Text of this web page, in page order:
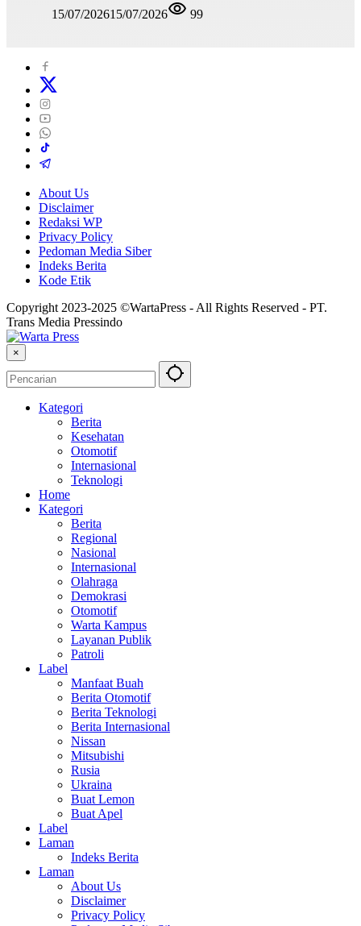
15/07/202615/07/2026 99
About Us
Disclaimer
Redaksi WP
Privacy Policy
Pedoman Media Siber
Indeks Berita
Kode Etik
Copyright 2023-2025 ©WartaPress - All Rights Reserved - PT.
Trans Media Pressindo
×
Kategori
Berita
Kesehatan
Otomotif
Internasional
Teknologi
Home
Kategori
Berita
Regional
Nasional
Internasional
Olahraga
Demokrasi
Otomotif
Warta Kampus
Layanan Publik
Patroli
Label
Manfaat Buah
Berita Otomotif
Berita Teknologi
Berita Internasional
Nissan
Mitsubishi
Rusia
Ukraina
Buat Lemon
Buat Apel
Label
Laman
Indeks Berita
Laman
About Us
Disclaimer
Privacy Policy